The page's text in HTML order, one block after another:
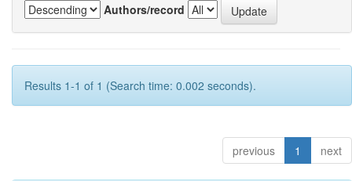
Authors/record
Results 1-1 of 1 (Search time: 0.002 seconds).
previous 1 next